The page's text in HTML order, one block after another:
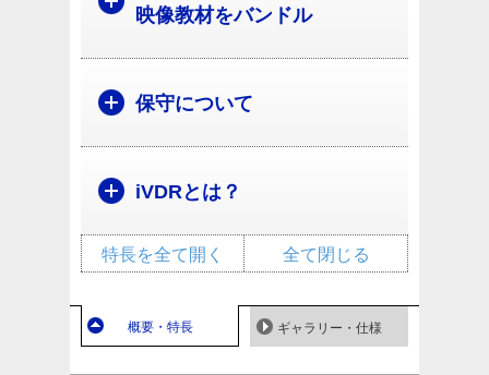
映像教材をバンドル
保守について
iVDRとは？
全て閉じる
特長を全て開く
概要・特長 ギャラリー・仕様